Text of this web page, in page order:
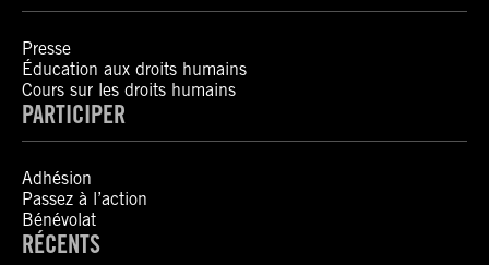
Presse
Éducation aux droits humains
Cours sur les droits humains
PARTICIPER
Adhésion
Passez à l’action
Bénévolat
RÉCENTS